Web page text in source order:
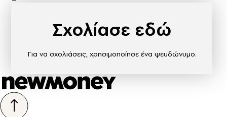
Σχολίασε εδώ
Για να σχολιάσεις, χρησιμοποίησε ένα ψευδώνυμο.